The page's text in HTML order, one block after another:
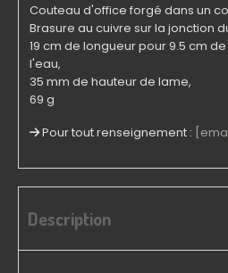
Couteau d'office forgé dans un
Brasure au cuivre sur la jonction
19 cm de longueur pour 9.5 cm
l'eau,
35 mm de hauteur de lame,
69 g
Pour tout renseignement :
Description